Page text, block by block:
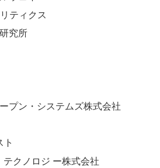
ティクス
究所
プン・システムズ株式会社
ト
クノロジ ー株式会社